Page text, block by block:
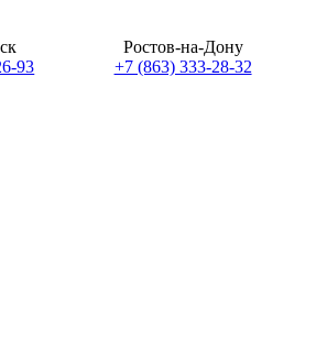
93
Ростов-на-Дону
+7 (863) 333-28-32